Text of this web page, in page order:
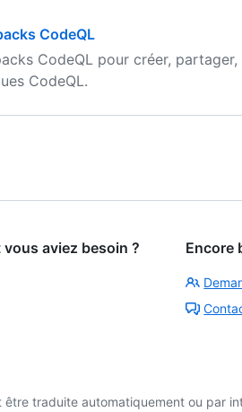
CodeQL
CodeQL pour créer,
CodeQL.
aviez besoin ? Encore
traduite automatiquement ou par